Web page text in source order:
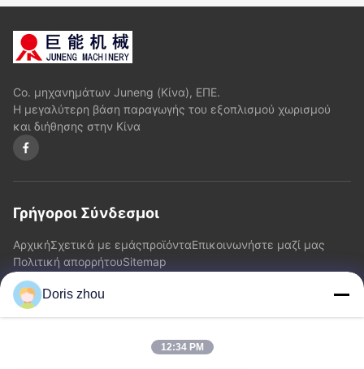
Co. μηχανημάτων Juneng (Κίνα), ΕΠΕ.
Η μεγαλύτερη βάση παραγωγής του εξοπλισμού χωρισμού
και διήθησης στην Κίνα
Γρήγοροι Σύνδεσμοι
ΑρχικήΣχετικά με εμάςπροϊόνταΕπικοινωνήστε μαζί μας
Πολιτική απορρήτουSitemap
Επικοινωνήστε μαζί μας
Διεύθυνση: Δρόμος Chaoyang, κωμόπολη Zhotie, πόλη
Doris zhou
12:34 PM